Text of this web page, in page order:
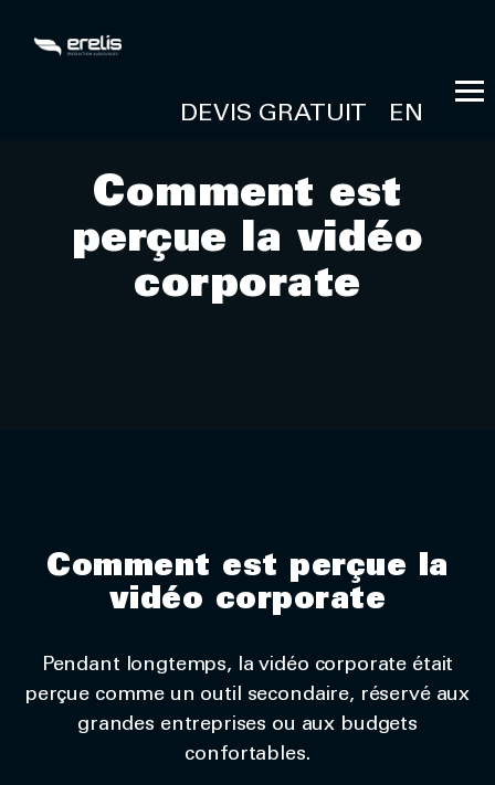
DEVIS GRATUIT EN
Comment est
perçue la vidéo
corporate
Comment est perçue la
vidéo corporate
Pendant longtemps, la vidéo corporate était
perçue comme un outil secondaire, réservé aux
grandes entreprises ou aux budgets
confortables.